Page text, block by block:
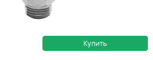
Купить